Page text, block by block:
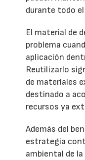
durante todo
El material de
problema
aplicación
Reutilizarlo
de materiales
destinado a
recursos ya
Además del
estrategia
ambiental de